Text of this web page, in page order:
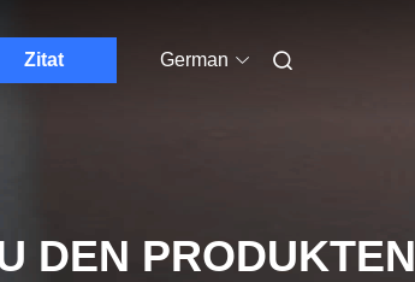
Zitat German
DEN PRODUKTEN